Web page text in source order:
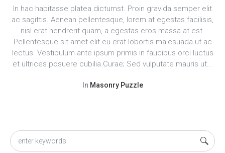
In hac habitasse platea dictumst. Proin gravida semper elit
ac sagittis. Aenean pellentesque, lorem at egestas facilisis,
nisl erat hendrerit quam, a egestas eros massa at est.
Pellentesque sit amet elit eu erat lobortis malesuada ut ac
lectus. Vestibulum ante ipsum primis in faucibus orci luctus
et ultrices posuere cubilia Curae; Sed vulputate mauris ut...
In Masonry Puzzle